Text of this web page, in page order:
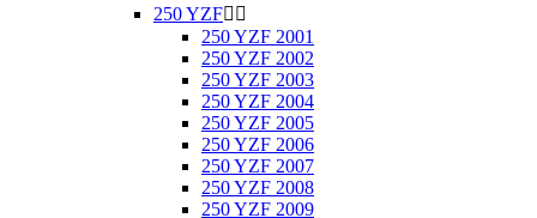
250 YZF 
250 YZF 2001
250 YZF 2002
250 YZF 2003
250 YZF 2004
250 YZF 2005
250 YZF 2006
250 YZF 2007
250 YZF 2008
250 YZF 2009